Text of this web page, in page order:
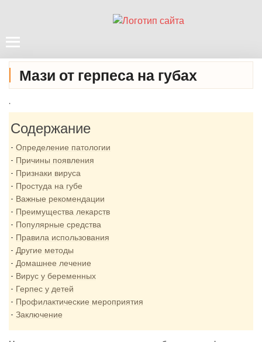
Мази от герпеса на губах
.
Содержание
Определение патологии
Причины появления
Признаки вируса
Простуда на губе
Важные рекомендации
Преимущества лекарств
Популярные средства
Правила использования
Другие методы
Домашнее лечение
Вирус у беременных
Герпес у детей
Профилактические мероприятия
Заключение